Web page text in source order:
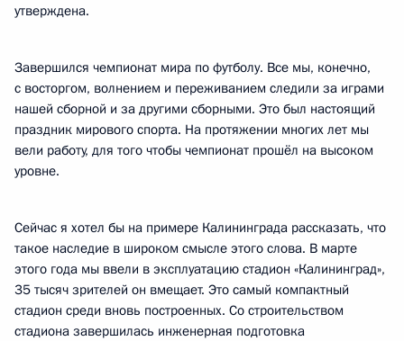
утверждена.
Завершился чемпионат мира по футболу. Все мы, конечно,
с восторгом, волнением и переживанием следили за играми
нашей сборной и за другими сборными. Это был настоящий
праздник мирового спорта. На протяжении многих лет мы
вели работу, для того чтобы чемпионат прошёл на высоком
уровне.
Сейчас я хотел бы на примере Калининграда рассказать, что
такое наследие в широком смысле этого слова. В марте
этого года мы ввели в эксплуатацию стадион «Калининград»,
35 тысяч зрителей он вмещает. Это самый компактный
стадион среди вновь построенных. Со строительством
стадиона завершилась инженерная подготовка